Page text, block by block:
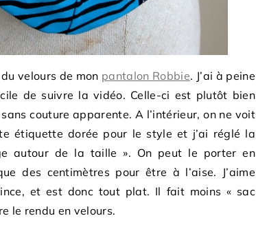
velours de mon pantalon Robbie. J’ai à peine
de suivre la vidéo. Celle-ci est plutôt bien
couture apparente. A l’intérieur, on ne voit
étiquette dorée pour le style et j’ai réglé la
autour de la taille ». On peut le porter en
des centimètres pour être à l’aise. J’aime
et est donc tout plat. Il fait moins « sac
le rendu en velours.